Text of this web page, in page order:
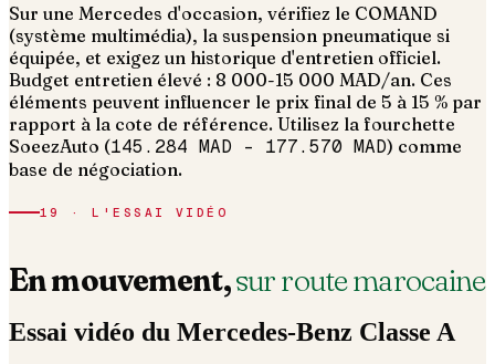
Sur une Mercedes d'occasion, vérifiez le COMAND
(système multimédia), la suspension pneumatique si
équipée, et exigez un historique d'entretien officiel.
Budget entretien élevé : 8 000-15 000 MAD/an. Ces
éléments peuvent influencer le prix final de 5 à 15 % par
rapport à la cote de référence. Utilisez la fourchette
SoeezAuto (145.284 MAD – 177.570 MAD) comme
base de négociation.
19 · L'ESSAI VIDÉO
En mouvement,sur route marocaine
Essai vidéo du Mercedes-Benz Classe A